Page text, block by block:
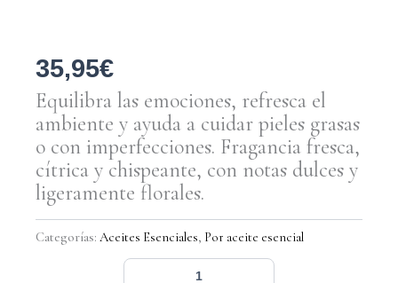
35,95€
Equilibra las emociones, refresca el
ambiente y ayuda a cuidar pieles grasas
o con imperfecciones. Fragancia fresca,
cítrica y chispeante, con notas dulces y
ligeramente florales.
Categorías: Aceites Esenciales, Por aceite esencial
Bergamota